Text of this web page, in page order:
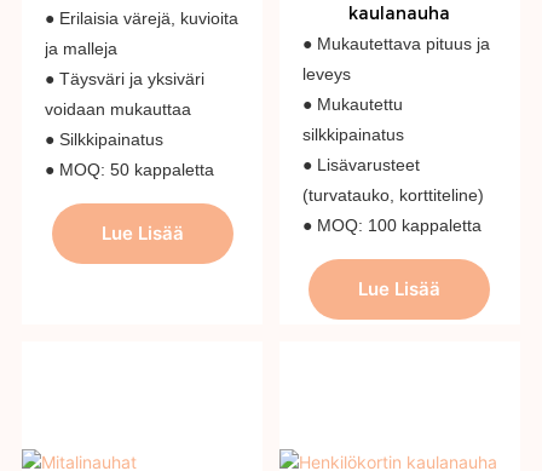
● Erilaisia ​​värejä, kuvioita
ja malleja
● Täysväri ja yksiväri
voidaan mukauttaa
● Silkkipainatus
● MOQ: 50 kappaletta
Lue Lisää
kaulanauha
● Mukautettava pituus ja
leveys
● Mukautettu
silkkipainatus
● Lisävarusteet
(turvatauko, korttiteline)
● MOQ: 100 kappaletta
Lue Lisää